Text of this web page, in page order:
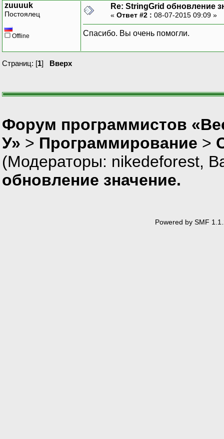
zuuuuk
Постоялец
Offline
Re: StringGrid обновление
« Ответ #2 : 08-07-2015 09:09 »
Спасибо. Вы очень помогли.
Страниц: [1] Вверх
Форум программистов
У» > Программирование >
(Модераторы: nikedeforest,
обновление значение.
Powered by SMF